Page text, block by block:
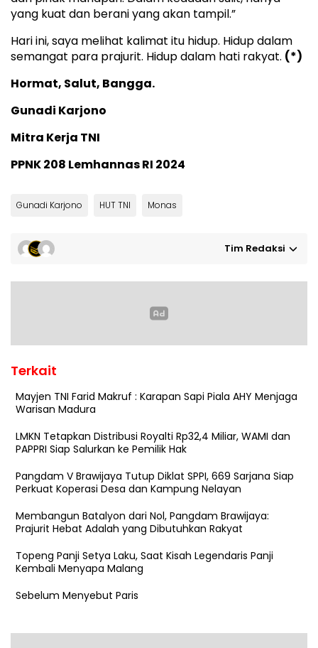
yang kuat dan berani yang akan tampil.”
Hari ini, saya melihat kalimat itu hidup. Hidup dalam
semangat para prajurit. Hidup dalam hati rakyat. (*)
Hormat, Salut, Bangga.
Gunadi Karjono
Mitra Kerja TNI
PPNK 208 Lemhannas RI 2024
Gunadi Karjono HUT TNI Monas
Tim Redaksi
Terkait
Mayjen TNI Farid Makruf : Karapan Sapi Piala AHY Menjaga
Warisan Madura
LMKN Tetapkan Distribusi Royalti Rp32,4 Miliar, WAMI dan
PAPPRI Siap Salurkan ke Pemilik Hak
Pangdam V Brawijaya Tutup Diklat SPPI, 669 Sarjana Siap
Perkuat Koperasi Desa dan Kampung Nelayan
Membangun Batalyon dari Nol, Pangdam Brawijaya:
Prajurit Hebat Adalah yang Dibutuhkan Rakyat
Topeng Panji Setya Laku, Saat Kisah Legendaris Panji
Kembali Menyapa Malang
Sebelum Menyebut Paris